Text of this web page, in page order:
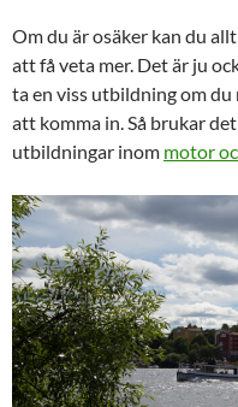
Om du är osäker kan du
att få veta mer. Det är ju
ta en viss utbildning om
att komma in. Så brukar
utbildningar inom motor